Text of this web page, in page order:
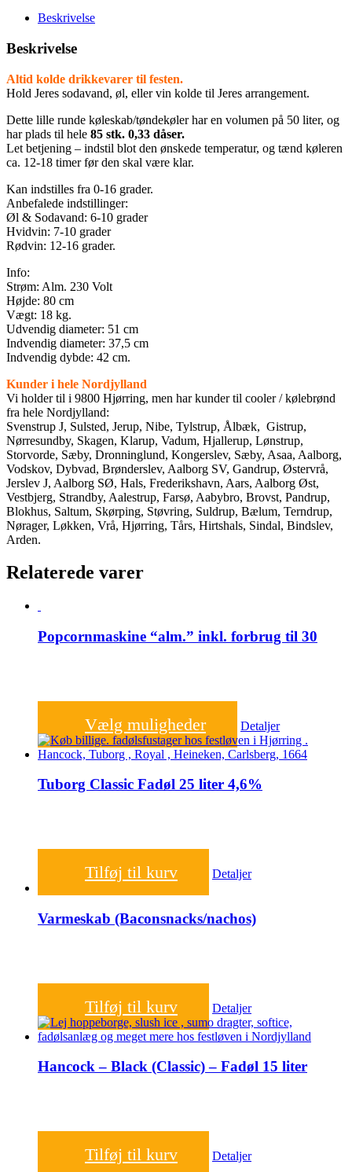
Beskrivelse
Beskrivelse
Altid kolde drikkevarer til festen.
Hold Jeres sodavand, øl, eller vin kolde til Jeres arrangement.
Dette lille runde køleskab/tøndekøler har en volumen på 50 liter, og
har plads til hele 85 stk. 0,33 dåser.
Let betjening – indstil blot den ønskede temperatur, og tænd køleren
ca. 12-18 timer før den skal være klar.
Kan indstilles fra 0-16 grader.
Anbefalede indstillinger:
Øl & Sodavand: 6-10 grader
Hvidvin: 7-10 grader
Rødvin: 12-16 grader.
Info:
Strøm: Alm. 230 Volt
Højde: 80 cm
Vægt: 18 kg.
Udvendig diameter: 51 cm
Indvendig diameter: 37,5 cm
Indvendig dybde: 42 cm.
Kunder i hele Nordjylland
Vi holder til i 9800 Hjørring, men har kunder til cooler / kølebrønd
fra hele Nordjylland:
Svenstrup J, Sulsted, Jerup, Nibe, Tylstrup, Ålbæk, Gistrup,
Nørresundby, Skagen, Klarup, Vadum, Hjallerup, Lønstrup,
Storvorde, Sæby, Dronninglund, Kongerslev, Sæby, Asaa, Aalborg,
Vodskov, Dybvad, Brønderslev, Aalborg SV, Gandrup, Østervrå,
Jerslev J, Aalborg SØ, Hals, Frederikshavn, Aars, Aalborg Øst,
Vestbjerg, Strandby, Aalestrup, Farsø, Aabybro, Brovst, Pandrup,
Blokhus, Saltum, Skørping, Støvring, Suldrup, Bælum, Terndrup,
Nørager, Løkken, Vrå, Hjørring, Tårs, Hirtshals, Sindal, Bindslev,
Arden.
Relaterede varer
Popcornmaskine “alm.” inkl. forbrug til 30
Vælg muligheder Detaljer
Tuborg Classic Fadøl 25 liter 4,6%
Tilføj til kurv Detaljer
Varmeskab (Baconsnacks/nachos)
Tilføj til kurv Detaljer
Hancock – Black (Classic) – Fadøl 15 liter
Tilføj til kurv Detaljer